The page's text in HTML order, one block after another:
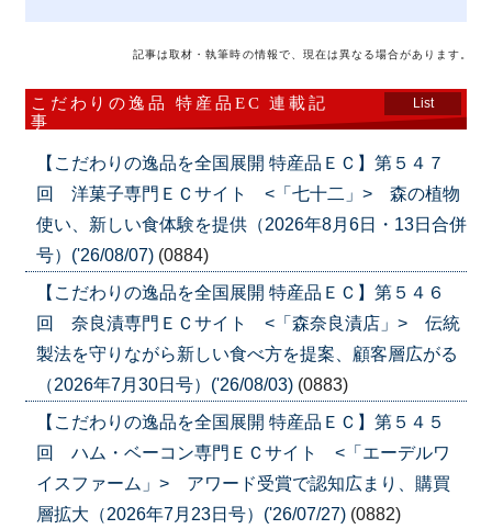
記事は取材・執筆時の情報で、現在は異なる場合があります。
こだわりの逸品 特産品EC 連載記
事
List
【こだわりの逸品を全国展開 特産品ＥＣ】第５４７
回 洋菓子専門ＥＣサイト <「七十二」> 森の植物
使い、新しい食体験を提供（2026年8月6日・13日合併
号）('26/08/07) (0884)
【こだわりの逸品を全国展開 特産品ＥＣ】第５４６
回 奈良漬専門ＥＣサイト <「森奈良漬店」> 伝統
製法を守りながら新しい食べ方を提案、顧客層広がる
（2026年7月30日号）('26/08/03) (0883)
【こだわりの逸品を全国展開 特産品ＥＣ】第５４５
回 ハム・ベーコン専門ＥＣサイト <「エーデルワ
イスファーム」> アワード受賞で認知広まり、購買
層拡大（2026年7月23日号）('26/07/27) (0882)